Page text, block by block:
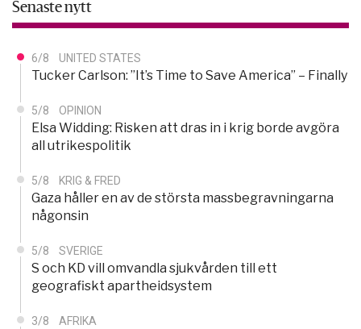
Senaste nytt
6/8 UNITED STATES
Tucker Carlson: ”It’s Time to Save America” – Finally
5/8 OPINION
Elsa Widding: Risken att dras in i krig borde avgöra
all utrikespolitik
5/8 KRIG & FRED
Gaza håller en av de största massbegravningarna
någonsin
5/8 SVERIGE
S och KD vill omvandla sjukvården till ett
geografiskt apartheidsystem
3/8 AFRIKA